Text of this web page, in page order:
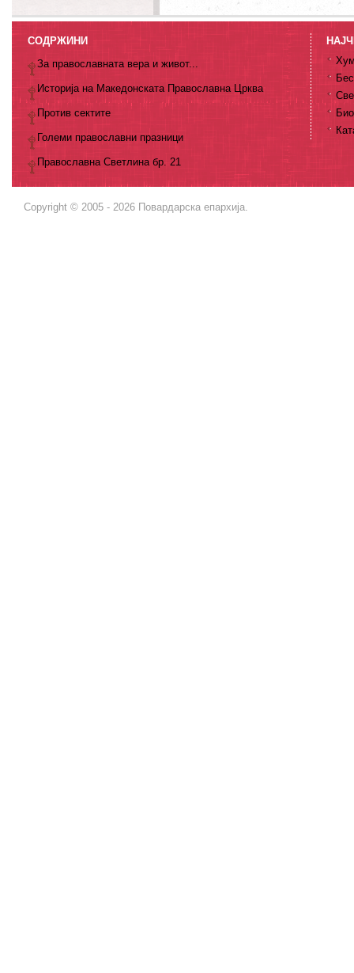
СОДРЖИНИ
За православната вера и живот...
Историја на Македонската Православна Црква
Против сектите
Големи православни празници
Православна Светлина бр. 21
Copyright © 2005 - 2026 Повардарска епархија.